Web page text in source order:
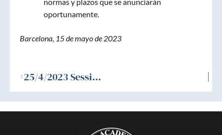
oportunamente.
Barcelona, ​​15 de mayo de 2023
25/4/2023 Sessió de recepció dels Acadèmics Corresponents Dr. Pedro Luis Fernandez i Ruiz i Dr. Alberto Prats i Galino.